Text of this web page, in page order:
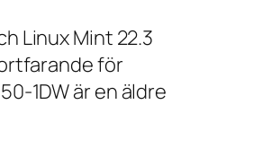
Linux Mint 22.3
för
1DW är en äldre